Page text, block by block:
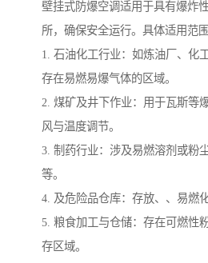
壁挂式防爆空调适用于具有爆炸
所，确保安全运行。具体适用范围
1. 石油化工行业：如炼油厂、化
存在易燃易爆气体的区域。
2. 煤矿及井下作业：用于瓦斯等
风与温度调节。
3. 制药行业：涉及易燃溶剂或粉
等。
4. 及危险品仓库：存放、、易燃
5. 粮食加工与仓储：存在可燃性
存区域。